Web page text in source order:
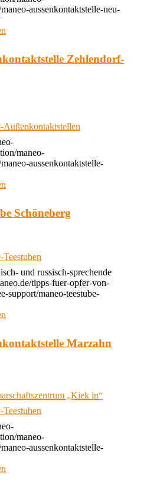
aussenkontaktstelle-neu-
Zehlendorf-
maneo-
aussenkontaktstelle-
Schöneberg
und russisch-sprechende
tipps-fuer-opfer-von-
support/maneo-teestube-
Marzahn
„Kiek in“
maneo-
aussenkontaktstelle-